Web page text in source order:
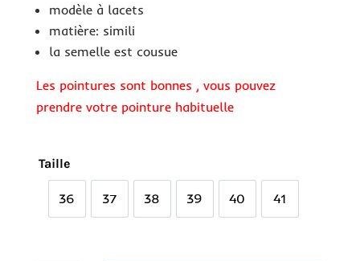
modèle à lacets
matière: simili
la semelle est cousue
Les pointures sont bonnes , vous pouvez
prendre votre pointure habituelle
Taille
36
36
37
37
38
38
39
39
40
40
41
41